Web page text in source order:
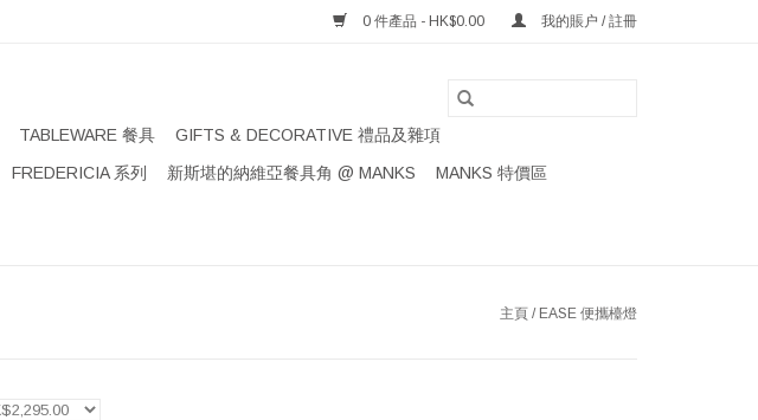
0 件產品 - HK$0.00 我的賬户 / 註冊
TABLEWARE 餐具
GIFTS & DECORATIVE 禮品及雜項
FREDERICIA 系列 新斯堪的納維亞餐具角 @ MANKS
MANKS 特價區
主頁 / EASE 便攜檯燈